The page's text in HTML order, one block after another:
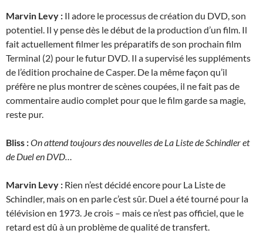
Marvin Levy : Il adore le processus de création du DVD, son
potentiel. Il y pense dès le début de la production d’un film. Il
fait actuellement filmer les préparatifs de son prochain film
Terminal (2) pour le futur DVD. Il a supervisé les suppléments
de l’édition prochaine de Casper. De la même façon qu’il
préfère ne plus montrer de scènes coupées, il ne fait pas de
commentaire audio complet pour que le film garde sa magie,
reste pur.
Bliss :On attend toujours des nouvelles de La Liste de Schindler et
de Duel en DVD…
Marvin Levy : Rien n’est décidé encore pour La Liste de
Schindler, mais on en parle c’est sûr. Duel a été tourné pour la
télévision en 1973. Je crois – mais ce n’est pas officiel, que le
retard est dû à un problème de qualité de transfert.